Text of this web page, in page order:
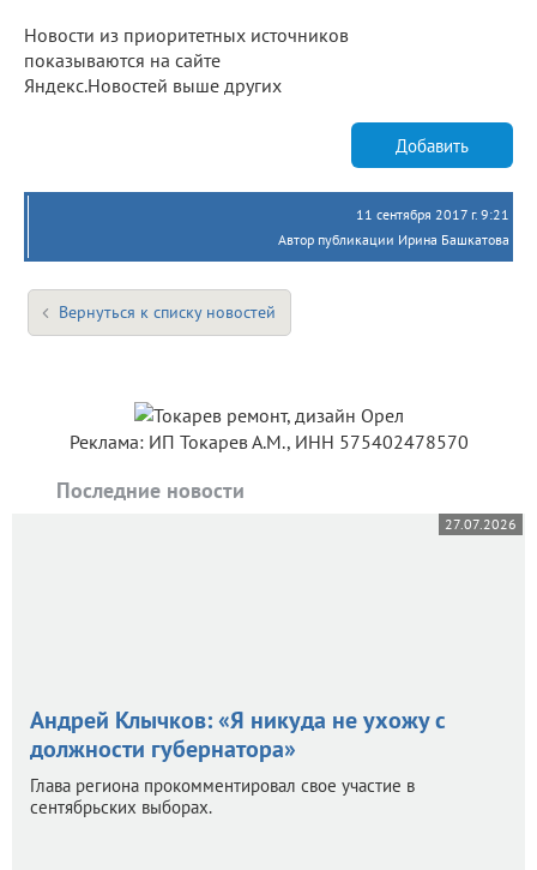
Новости из приоритетных источников
показываются на сайте
Яндекс.Новостей выше других
Добавить
11 сентября 2017 г. 9:21
Автор публикации Ирина Башкатова
Вернуться к списку новостей
Реклама: ИП Токарев А.М., ИНН 575402478570
Последние новости
27.07.2026
Андрей Клычков: «Я никуда не ухожу с
должности губернатора»
Глава региона прокомментировал свое участие в
сентябрьских выборах.